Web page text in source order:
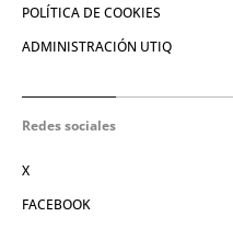
POLÍTICA DE COOKIES
ADMINISTRACIÓN UTIQ
Redes sociales
X
FACEBOOK